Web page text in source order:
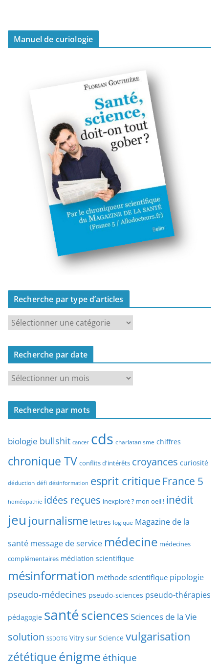
Manuel de curiologie
Recherche par type d’articles
c
e
e
a
y
e
d
’
a
i
c
e
Recherche par date
c
r
h
p
a
t
e
Recherche par mots
biologie bullshit cancer cds charlatanisme chiffres
chronique TV conflits d'intérêts croyances curiosité
déduction défi désinformation esprit critique France 5
homéopathie idées reçues inexploré ? mon oeil ! inédit
jeu journalisme lettres logique Magazine de la
santé message de service médecine médecines
complémentaires médiation scientifique
mésinformation méthode scientifique pipologie
pseudo-médecines pseudo-sciences pseudo-thérapies
pédagogie santésciences Sciences de la Vie
solution SSDOTG Vitry sur Science vulgarisation
zététiqueénigme éthique